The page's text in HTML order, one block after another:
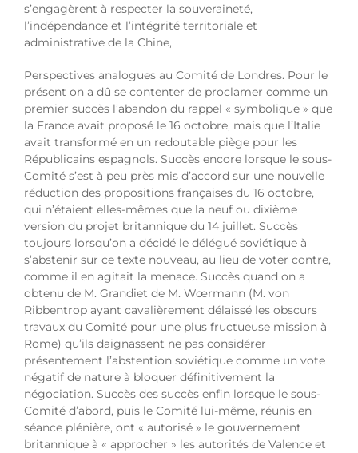
s’engagèrent à respecter la souveraineté,
l’indépendance et l’intégrité territoriale et
administrative de la Chine,
Perspectives analogues au Comité de Londres. Pour le
présent on a dû se contenter de proclamer comme un
premier succès l’abandon du rappel « symbolique » que
la France avait proposé le 16 octobre, mais que l’Italie
avait transformé en un redoutable piège pour les
Républicains espagnols. Succès encore lorsque le sous-
Comité s’est à peu près mis d’accord sur une nouvelle
réduction des propositions françaises du 16 octobre,
qui n’étaient elles-mêmes que la neuf ou dixième
version du projet britannique du 14 juillet. Succès
toujours lorsqu’on a décidé le délégué soviétique à
s’abstenir sur ce texte nouveau, au lieu de voter contre,
comme il en agitait la menace. Succès quand on a
obtenu de M. Grandiet de M. Wœrmann (M. von
Ribbentrop ayant cavalièrement délaissé les obscurs
travaux du Comité pour une plus fructueuse mission à
Rome) qu’ils daignassent ne pas considérer
présentement l’abstention soviétique comme un vote
négatif de nature à bloquer définitivement la
négociation. Succès des succès enfin lorsque le sous-
Comité d’abord, puis le Comité lui-même, réunis en
séance plénière, ont « autorisé » le gouvernement
britannique à « approcher » les autorités de Valence et